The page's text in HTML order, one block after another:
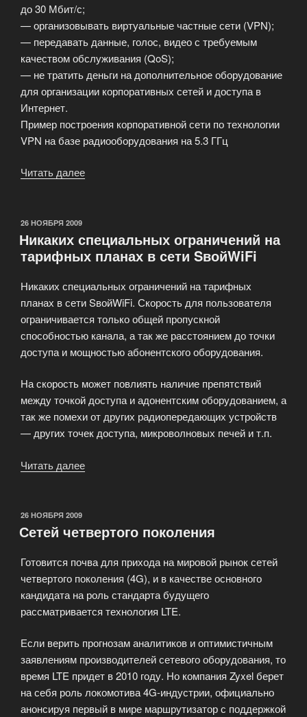
до 30 Мбит/с;
— организовывать виртуальные частные сети (VPN);
— передавать данные, голос, видео с требуемым
качеством обслуживания (QoS);
— не тратить деньги на дополнительное оборудование
для организации корпоративных сетей и доступа в
Интернет.
Пример построения корпоративной сети по технологии
VPN на базе радиооборудования на 5.3 ГГц
Читать далее
ОПУБЛИКОВАНО
26 НОЯБРЯ 2009
Никаких специальных ограничений на
тарифных планах в сети SвойWiFi
Никаких специальных ограничений на тарифных
планах в сети SвойWiFi. Скорость для пользователя
ограничивается только общей пропускной
способностью канала, а так же расстоянием до точки
доступа и мощностью абонентского оборудования.
На скорость может повлиять наличие препятствий
между точкой доступа и адонентским оборудованием, а
так же помехи от других радиопередающих устройств
— других точек доступа, микроволновых печей и т.п.
Читать далее
тарифных
в
сети
SвойWiFi»
ОПУБЛИКОВАНО
26 НОЯБРЯ 2009
Сетей четвертого поколения
Готовится почва для прихода на мировой рынок сетей
четвертого поколения (4G), и в качестве основного
кандидата на роль стандарта будущего
рассматривается технология LTE.
Если верить прогнозам аналитиков и оптимистичным
заявлениям производителей сетевого оборудования, то
время LTE придет в 2010 году. Но компания Zyxel берет
на себя роль локомотива 4G-индустрии, официально
анонсируя первый в мире маршрутизатор с поддержкой